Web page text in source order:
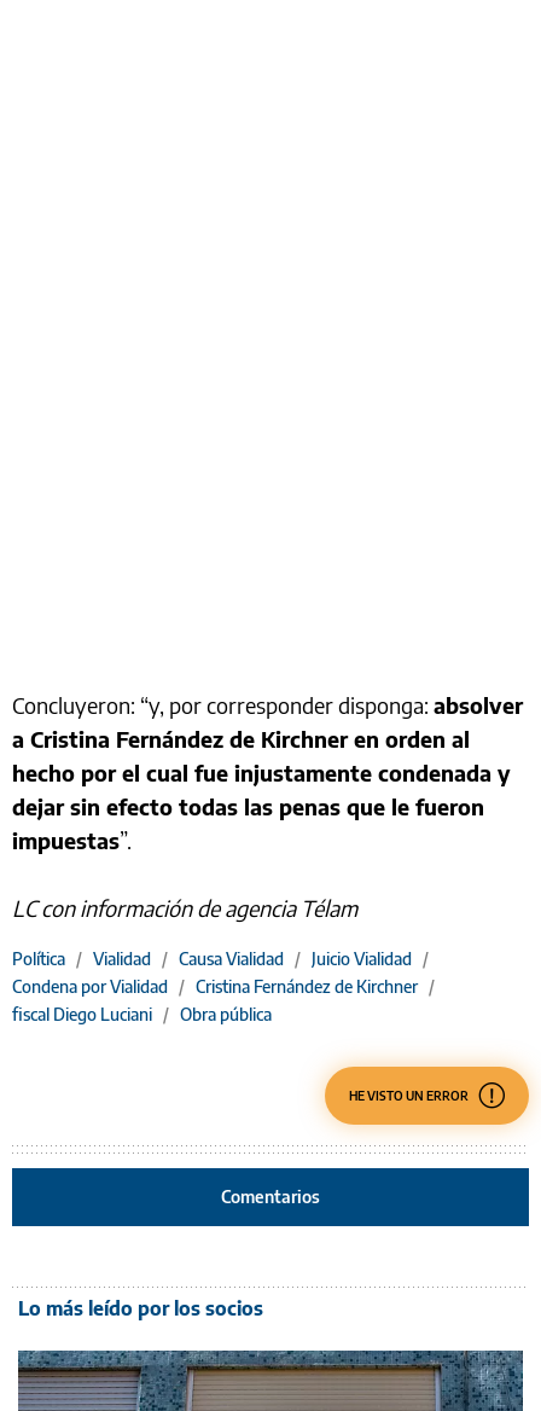
Concluyeron: “y, por corresponder disponga: absolver
a Cristina Fernández de Kirchner en orden al
hecho por el cual fue injustamente condenada y
dejar sin efecto todas las penas que le fueron
impuestas”.
LC con información de agencia Télam
Política / Vialidad / Causa Vialidad / Juicio Vialidad /
Condena por Vialidad / Cristina Fernández de Kirchner /
fiscal Diego Luciani / Obra pública
HE VISTO UN ERROR
Comentarios
Lo más leído por los socios